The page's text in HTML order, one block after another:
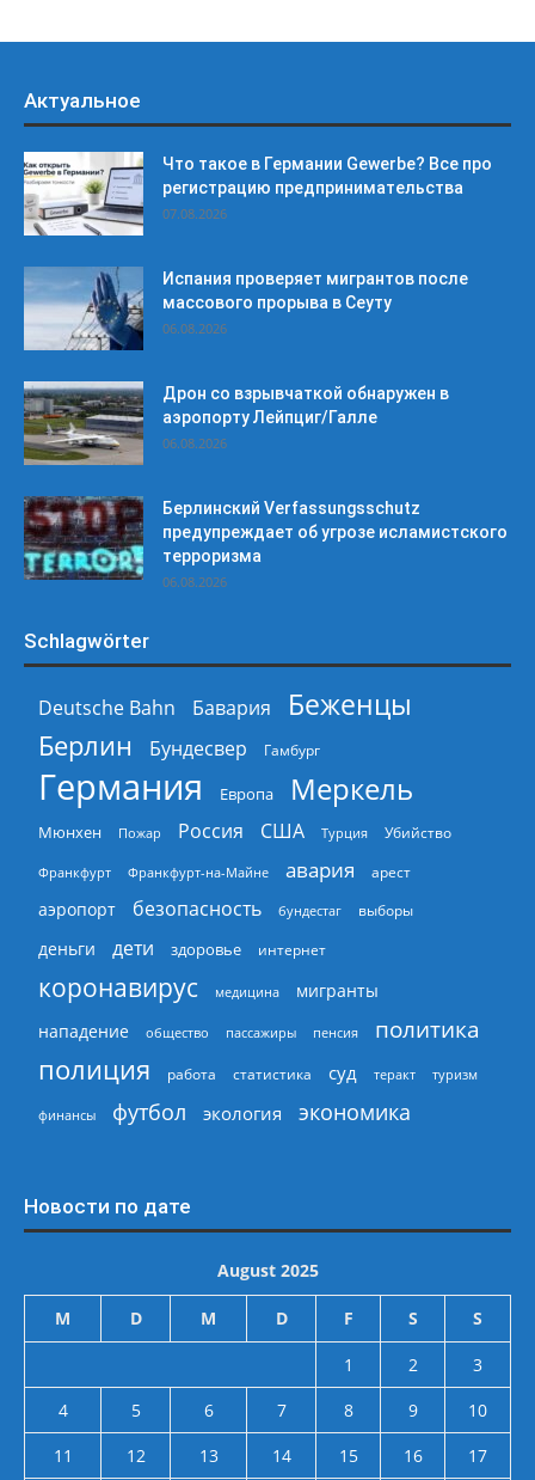
Актуальное
Что такое в Германии Gewerbe? Все про
регистрацию предпринимательства
07.08.2026
Испания проверяет мигрантов после
массового прорыва в Сеуту
06.08.2026
Дрон со взрывчаткой обнаружен в
аэропорту Лейпциг/Галле
06.08.2026
Берлинский Verfassungsschutz
предупреждает об угрозе исламистского
терроризма
06.08.2026
Schlagwörter
Deutsche Bahn Бавария
Беженцы
Берлин
Бундесвер Гамбург
Германия Европа Меркель
Мюнхен Пожар Россия США Турция Убийство
Франкфурт Франкфурт-на-Майне авария арест
аэропорт безопасность бундестаг выборы
деньги дети здоровье интернет
коронавирус медицина
мигранты
нападение
общество пассажиры пенсия политика
полиция работа статистика суд теракт туризм
финансы футбол экология экономика
Новости по дате
August 2025
M D M D F S S
1 2
3
4
5 6 7 8 9
10
11
12 13 14 15 16 17